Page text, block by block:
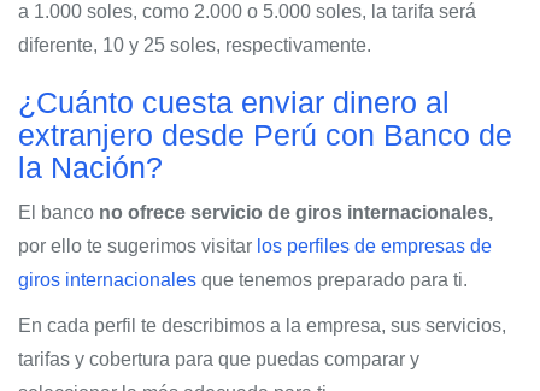
a 1.000 soles, como 2.000 o 5.000 soles, la tarifa será
diferente, 10 y 25 soles, respectivamente.
¿Cuánto cuesta enviar dinero al
extranjero desde Perú con Banco de
la Nación?
El banco no ofrece servicio de giros internacionales,
por ello te sugerimos visitar los perfiles de empresas de
giros internacionales que tenemos preparado para ti.
En cada perfil te describimos a la empresa, sus servicios,
tarifas y cobertura para que puedas comparar y